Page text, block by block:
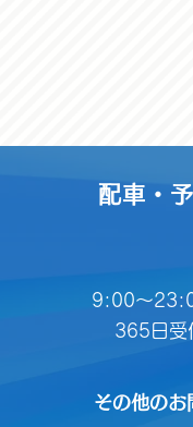
配車・
9:00～
365日
その他の